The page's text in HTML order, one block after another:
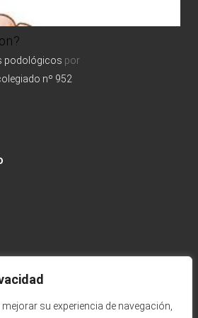
su experiencia de navegación,
podológicos por
nº 952
5